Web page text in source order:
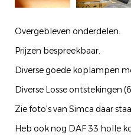
Overgebleven onderdelen.
Prijzen bespreekbaar.
Diverse goede koplampen
Diverse Losse ontstekingen
Zie foto's van Simca daar
Heb ook nog DAF 33 holle